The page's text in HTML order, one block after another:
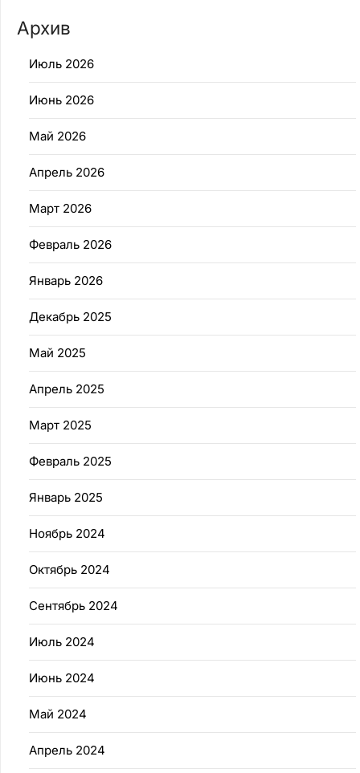
Архив
Июль 2026
Июнь 2026
Май 2026
Апрель 2026
Март 2026
Февраль 2026
Январь 2026
Декабрь 2025
Май 2025
Апрель 2025
Март 2025
Февраль 2025
Январь 2025
Ноябрь 2024
Октябрь 2024
Сентябрь 2024
Июль 2024
Июнь 2024
Май 2024
Апрель 2024